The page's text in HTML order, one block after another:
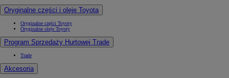
Oryginalne części i oleje Toyota
Oryginalne części Toyoty
Oryginalne oleje Toyoty
Program Sprzedaży Hurtowej Trade
Trade
Akcesoria